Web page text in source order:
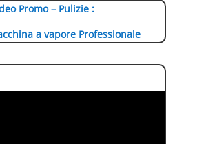
Promo – Pulizie :
a vapore Professionale